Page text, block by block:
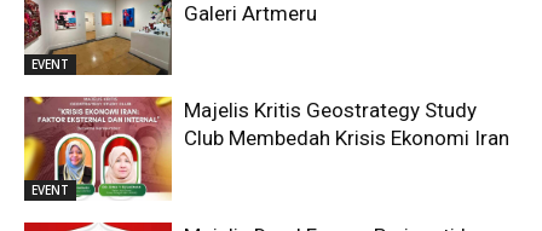
EVENT
Galeri Artmeru
EVENT
Majelis Kritis Geostrategy Study
Club Membedah Krisis Ekonomi Iran